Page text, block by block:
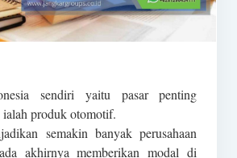
sendiri yaitu pasar penting
ialah produk otomotif.
semakin banyak perusahaan
akhirnya memberikan modal di